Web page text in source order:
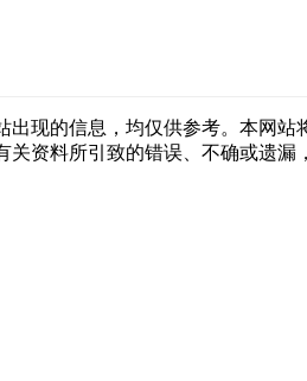
现的信息，均仅供参考。本网
资料所引致的错误、不确或遗